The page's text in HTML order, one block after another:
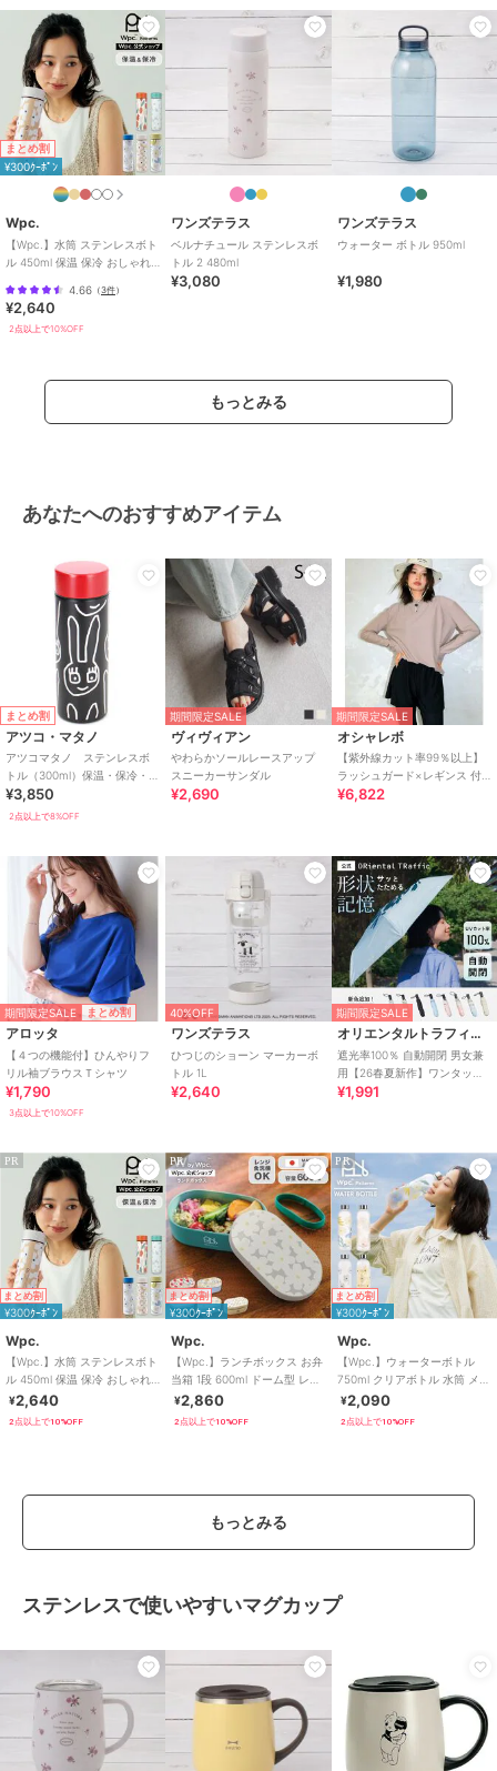
まとめ割
¥300ｸｰﾎﾟﾝ
Wpc.
【Wpc.】水筒 ステンレスボト
ル 450ml 保温 保冷 おしゃれ
4.66 （3件）
¥2,640
2点以上で10%OFF
ワンズテラス
ベルナチュール ステンレスボ
トル 2 480ml
¥3,080
ワンズテラス
ウォーター ボトル 950ml
¥1,980
もっとみる
あなたへのおすすめアイテム
まとめ割
アツコ・マタノ
アツコマタノ ステンレスボ
トル（300ml）保温・保冷・氷
止め付き ゆるうさ
¥3,850
2点以上で8%OFF
期間限定SALE
ヴィヴィアン
やわらかソールレースアップ
スニーカーサンダル
¥2,690
期間限定SALE
オシャレボ
【紫外線カット率99％以上】
ラッシュガード×レギンス 付
き タンキニ
¥6,822
期間限定SALE まとめ割
アロッタ
【４つの機能付】ひんやりフ
リル袖ブラウスＴシャツ
¥1,790
3点以上で10%OFF
40%OFF
ワンズテラス
ひつじのショーン マーカーボ
トル 1L
¥2,640
期間限定SALE
オリエンタルトラフィック
遮光率100％ 自動開閉 男女兼
用【26春夏新作】ワンタッチ
晴雨兼用 折りたたみ傘 /G-
¥1,991
PR
まとめ割
¥300ｸｰﾎﾟﾝ
Wpc.
【Wpc.】水筒 ステンレスボト
ル 450ml 保温 保冷 おしゃれ
可愛い 北欧 レディース
¥2,640
2点以上で10%OFF
PR
まとめ割
¥300ｸｰﾎﾟﾝ
Wpc.
【Wpc.】ランチボックス お弁
当箱 1段 600ml ドーム型 レン
ジ対応 食洗器対応 日本製
¥2,860
2点以上で10%OFF
PR
まとめ割
¥300ｸｰﾎﾟﾝ
Wpc.
【Wpc.】ウォーターボトル
750ml クリアボトル 水筒 メモ
リ付き 大容量 オフィス ジム
¥2,090
2点以上で10%OFF
もっとみる
ステンレスで使いやすいマグカップ